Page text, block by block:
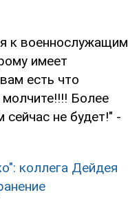
к военнослужащим
имеет
есть что
молчите!!!! Более
не будет!" -
коллега Дейдея